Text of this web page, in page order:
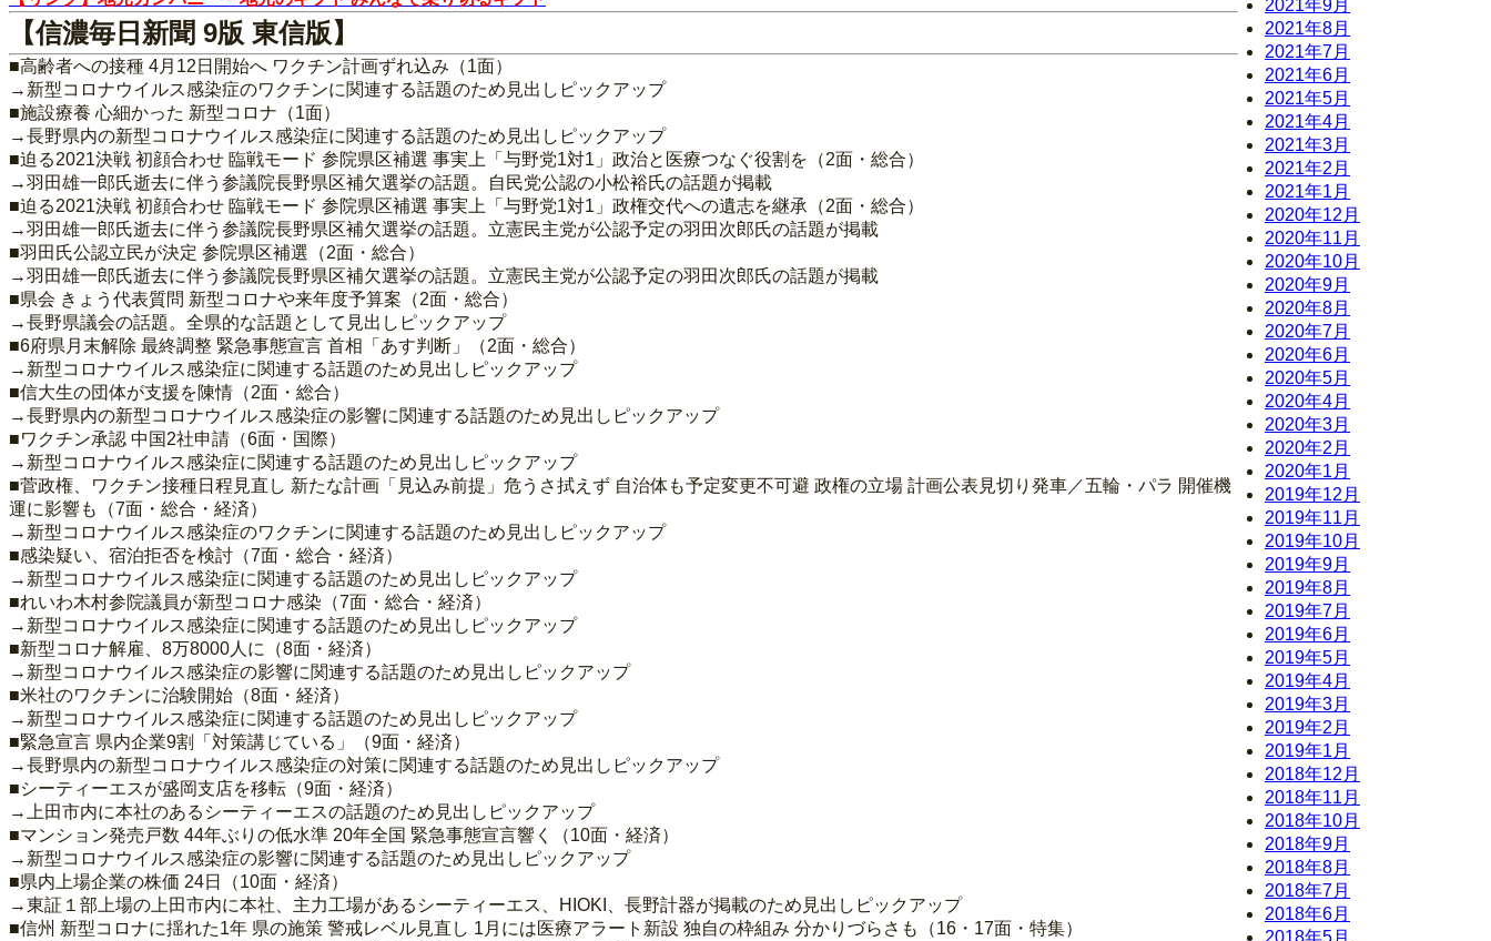
【信濃毎日新聞 9版 東信版】
■高齢者への接種 4月12日開始へ ワクチン計画ずれ込み（1面）
→新型コロナウイルス感染症のワクチンに関連する話題のため見出しピックアップ
■施設療養 心細かった 新型コロナ（1面）
→長野県内の新型コロナウイルス感染症に関連する話題のため見出しピックアップ
■迫る2021決戦 初顔合わせ 臨戦モード 参院県区補選 事実上「与野党1対1」政治と医療つなぐ役割を（2面・総合）
→羽田雄一郎氏逝去に伴う参議院長野県区補欠選挙の話題。自民党公認の小松裕氏の話題が掲載
■迫る2021決戦 初顔合わせ 臨戦モード 参院県区補選 事実上「与野党1対1」政権交代への遺志を継承（2面・総合）
→羽田雄一郎氏逝去に伴う参議院長野県区補欠選挙の話題。立憲民主党が公認予定の羽田次郎氏の話題が掲載
■羽田氏公認立民が決定 参院県区補選（2面・総合）
→羽田雄一郎氏逝去に伴う参議院長野県区補欠選挙の話題。立憲民主党が公認予定の羽田次郎氏の話題が掲載
■県会 きょう代表質問 新型コロナや来年度予算案（2面・総合）
→長野県議会の話題。全県的な話題として見出しピックアップ
■6府県月末解除 最終調整 緊急事態宣言 首相「あす判断」（2面・総合）
→新型コロナウイルス感染症に関連する話題のため見出しピックアップ
■信大生の団体が支援を陳情（2面・総合）
→長野県内の新型コロナウイルス感染症の影響に関連する話題のため見出しピックアップ
■ワクチン承認 中国2社申請（6面・国際）
→新型コロナウイルス感染症に関連する話題のため見出しピックアップ
■菅政権、ワクチン接種日程見直し 新たな計画「見込み前提」危うさ拭えず 自治体も予定変更不可避 政権の立場 計画公表見切り発車／五輪・パラ 開催機
運に影響も（7面・総合・経済）
→新型コロナウイルス感染症のワクチンに関連する話題のため見出しピックアップ
■感染疑い、宿泊拒否を検討（7面・総合・経済）
→新型コロナウイルス感染症に関連する話題のため見出しピックアップ
■れいわ木村参院議員が新型コロナ感染（7面・総合・経済）
→新型コロナウイルス感染症に関連する話題のため見出しピックアップ
■新型コロナ解雇、8万8000人に（8面・経済）
→新型コロナウイルス感染症の影響に関連する話題のため見出しピックアップ
■米社のワクチンに治験開始（8面・経済）
→新型コロナウイルス感染症に関連する話題のため見出しピックアップ
■緊急宣言 県内企業9割「対策講じている」（9面・経済）
→長野県内の新型コロナウイルス感染症の対策に関連する話題のため見出しピックアップ
■シーティーエスが盛岡支店を移転（9面・経済）
→上田市内に本社のあるシーティーエスの話題のため見出しピックアップ
■マンション発売戸数 44年ぶりの低水準 20年全国 緊急事態宣言響く（10面・経済）
→新型コロナウイルス感染症の影響に関連する話題のため見出しピックアップ
■県内上場企業の株価 24日（10面・経済）
→東証１部上場の上田市内に本社、主力工場があるシーティーエス、HIOKI、長野計器が掲載のため見出しピックアップ
■信州 新型コロナに揺れた1年 県の施策 警戒レベル見直し 1月には医療アラート新設 独自の枠組み 分かりづらさも（16・17面・特集）
2021年9月
2021年8月
2021年7月
2021年6月
2021年5月
2021年4月
2021年3月
2021年2月
2021年1月
2020年12月
2020年11月
2020年10月
2020年9月
2020年8月
2020年7月
2020年6月
2020年5月
2020年4月
2020年3月
2020年2月
2020年1月
2019年12月
2019年11月
2019年10月
2019年9月
2019年8月
2019年7月
2019年6月
2019年5月
2019年4月
2019年3月
2019年2月
2019年1月
2018年12月
2018年11月
2018年10月
2018年9月
2018年8月
2018年7月
2018年6月
2018年5月